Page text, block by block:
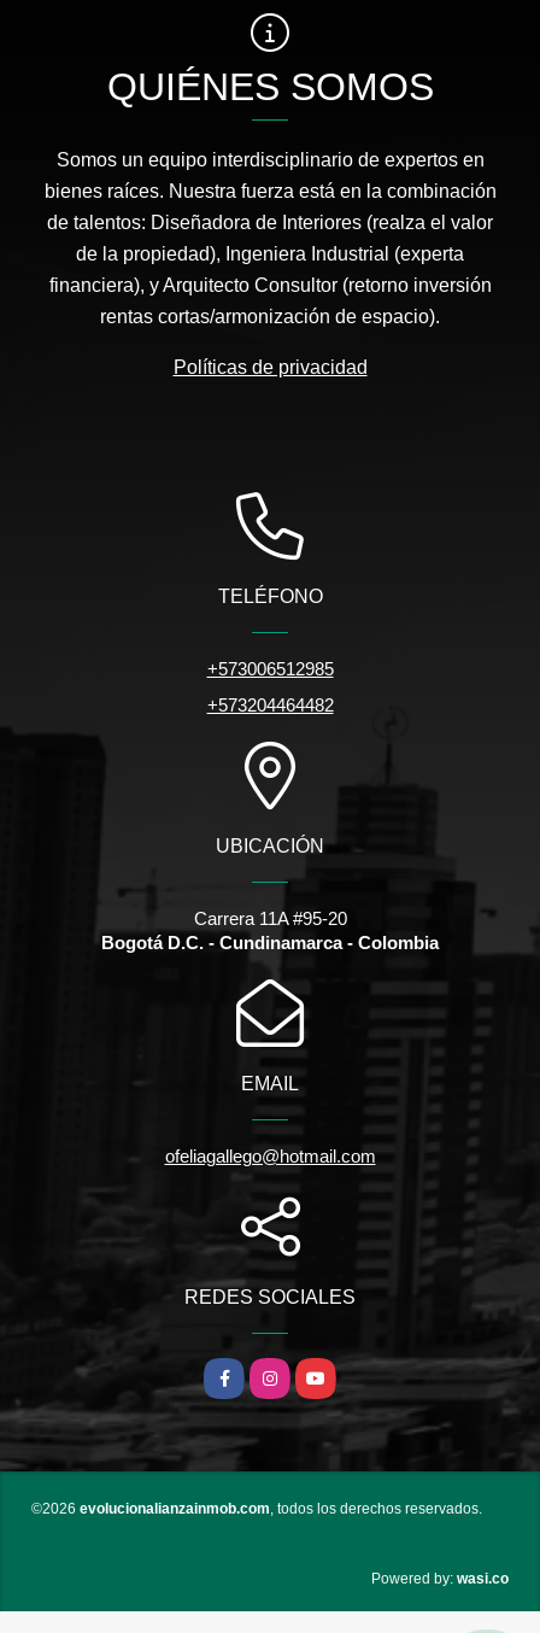
QUIÉNES SOMOS
Somos un equipo interdisciplinario de expertos en
bienes raíces. Nuestra fuerza está en la combinación
de talentos: Diseñadora de Interiores (realza el valor
de la propiedad), Ingeniera Industrial (experta
financiera), y Arquitecto Consultor (retorno inversión
rentas cortas/armonización de espacio).
Políticas de privacidad
TELÉFONO
+573006512985
+573204464482
UBICACIÓN
Carrera 11A #95-20
Bogotá D.C. - Cundinamarca - Colombia
EMAIL
ofeliagallego@hotmail.com
REDES SOCIALES
FacebookInstagramYouTube
©2026 evolucionalianzainmob.com, todos los derechos reservados.
Powered by: wasi.co